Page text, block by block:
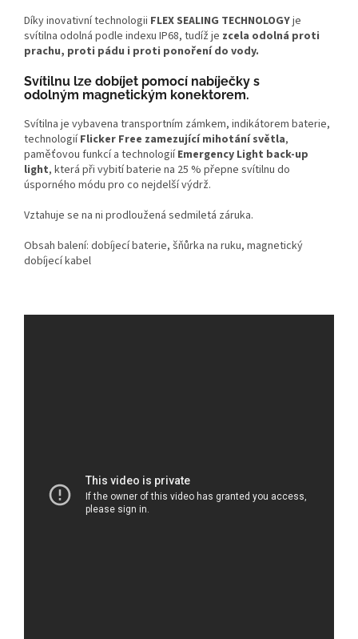
Díky inovativní technologii FLEX SEALING TECHNOLOGYje
svítilna odolná podle indexu IP68, tudíž je zcela odolná proti
prachu, proti pádu i proti ponoření do vody.
Svítilnu lze dobíjet pomocí nabíječky s
odolným magnetickým konektorem.
Svítilna je vybavena transportním zámkem, indikátorem baterie,
technologií Flicker Free zamezující mihotání světla,
paměťovou funkcí a technologií Emergency Light back-up
light, která při vybití baterie na 25 % přepne svítilnu do
úsporného módu pro co nejdelší výdrž.
Vztahuje se na ni prodloužená sedmiletá záruka.
Obsah balení: dobíjecí baterie, šňůrka na ruku, magnetický
dobíjecí kabel